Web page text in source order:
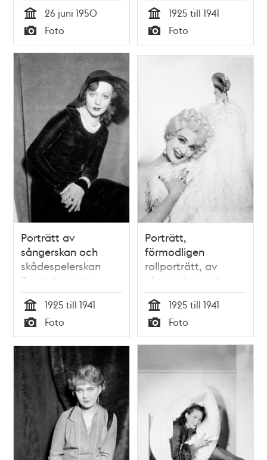
Tid
26 juni 1950
Typ
Foto Tid
1925 till 1941
Typ
Foto
Porträtt av
sångerskan och
skådespelerskan
Zarah Leander
Tid
1925 till 1941
Typ
Foto
Porträtt,
förmodligen
rollporträtt, av
sångerskan och
skådespelerskan
Zarah Leander med
vit peruk och
svandunsboa
Tid
1925 till 1941
Typ
Foto